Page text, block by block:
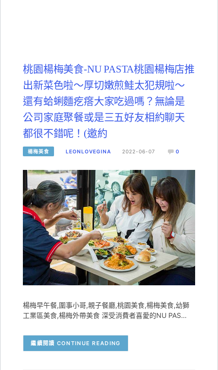
桃園楊梅美食-NU PASTA桃園楊梅店推
出新菜色啦～厚切嫩煎鮭太犯規啦～
還有蛤蜊麵疙瘩大家吃過嗎？無論是
公司家庭聚餐或是三五好友相約聊天
都很不錯呢！(邀約
楊梅美食 LEONLOVEGINA 2022-06-07 0
楊梅早午餐,圍事小哥,親子餐廳,桃園美食,楊梅美食,幼獅
工業區美食,楊梅外帶美食 深受消費者喜愛的NU PAS…
CONTINUE READING